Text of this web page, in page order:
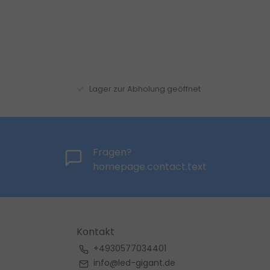
Lager zur Abholung geöffnet
Fragen?
homepage.contact.text
Kontakt
+4930577034401
info@led-gigant.de